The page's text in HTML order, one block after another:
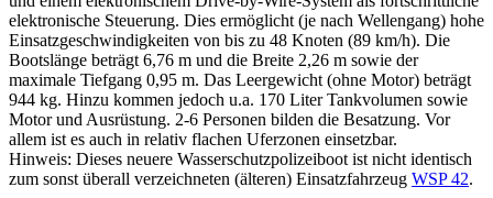
elektronische Steuerung. Dies ermöglicht (je nach Wellengang) hohe
Einsatzgeschwindigkeiten von bis zu 48 Knoten (89 km/h). Die
Bootslänge beträgt 6,76 m und die Breite 2,26 m sowie der
maximale Tiefgang 0,95 m. Das Leergewicht (ohne Motor) beträgt
944 kg. Hinzu kommen jedoch u.a. 170 Liter Tankvolumen sowie
Motor und Ausrüstung. 2-6 Personen bilden die Besatzung. Vor
allem ist es auch in relativ flachen Uferzonen einsetzbar.
Hinweis: Dieses neuere Wasserschutzpolizeiboot ist nicht identisch
zum sonst überall verzeichneten (älteren) Einsatzfahrzeug WSP 42.